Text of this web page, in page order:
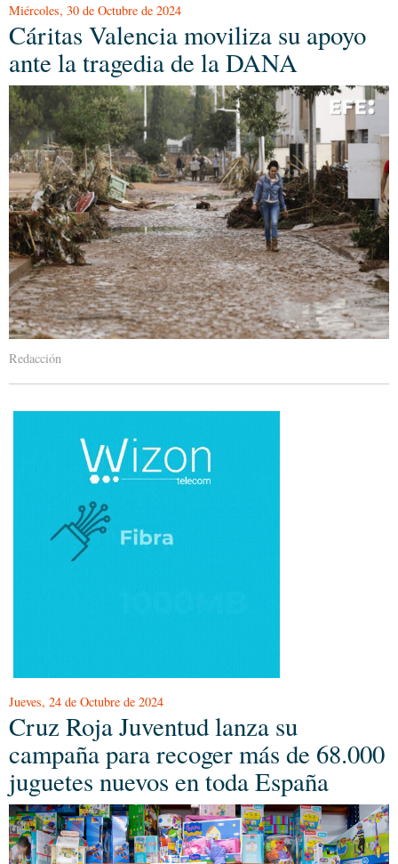
Miércoles, 30 de Octubre de 2024
Cáritas Valencia moviliza su apoyo
ante la tragedia de la DANA
Redacción
Jueves, 24 de Octubre de 2024
Cruz Roja Juventud lanza su
campaña para recoger más de 68.000
juguetes nuevos en toda España